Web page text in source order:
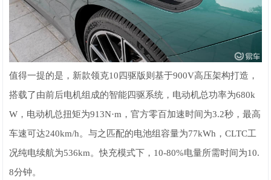
值得一提的是，新款领克10四驱版则基于900V高压架构打造，
搭载了由前后电机组成的智能四驱系统，电动机总功率为680k
W，电动机总扭矩为913N·m，官方零百加速时间为3.2秒，最高
车速可达240km/h。与之匹配的电池组容量为77kWh，CLTC工
况纯电续航为536km。快充模式下，10-80%电量所需时间为10.
8分钟。